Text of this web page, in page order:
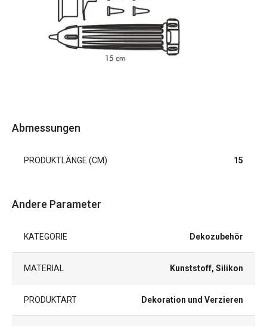
Abmessungen
PRODUKTLÄNGE (CM) 15
Andere Parameter
KATEGORIE Dekozubehör
MATERIAL Kunststoff, Silikon
PRODUKTART Dekoration und Verzieren